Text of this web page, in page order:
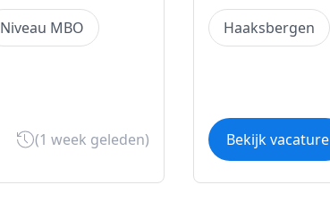
Niveau MBO
(1 week geleden)
Haaksbergen
Bekijk vacature